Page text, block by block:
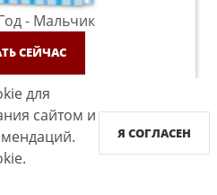
- Мальчик
СЕЙЧАС
для
сайтом и
Я СОГЛАСЕН